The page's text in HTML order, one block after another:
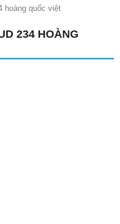
hoàng quốc việt
234 HOÀNG